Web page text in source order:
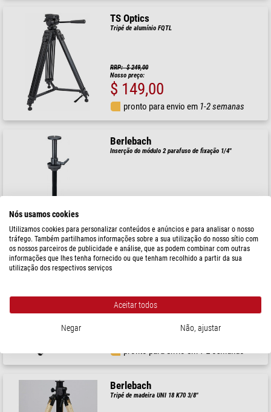
TS Optics
Tripé de alumínio FQTL
RRP: $ 249,00
Nosso preço:
$ 149,00
pronto para envio em 1-2 semanas
Berlebach
Inserção do módulo 2 parafuso de fixação 1/4"
pronto para envio em3-7 dias
Manfrotto
MVH500AH,190X Alu Video Kit
pronto para envio em1-2 semanas
Berlebach
Tripé de madeira UNI 18 K70 3/8"
Nós usamos cookies
Utilizamos cookies para personalizar conteúdos e anúncios e para analisar o nosso
tráfego. Também partilhamos informações sobre a sua utilização do nosso sítio com
os nossos parceiros de publicidade e análise, que as podem combinar com outras
informações que lhes tenha fornecido ou que tenham recolhido a partir da sua
utilização dos respectivos serviços
Aceitar todos
Negar Não, ajustar